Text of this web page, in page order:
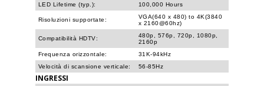
LED Lifetime (typ.):
100,000 Hours
Risoluzioni supportate:
VGA(640 x 480) to 4K(3840
x 2160@60hz)
Compatibilità HDTV:
480p, 576p, 720p, 1080p,
2160p
Frequenza orizzontale:
31K-94kHz
Velocità di scansione verticale:
56-85Hz
INGRESSI